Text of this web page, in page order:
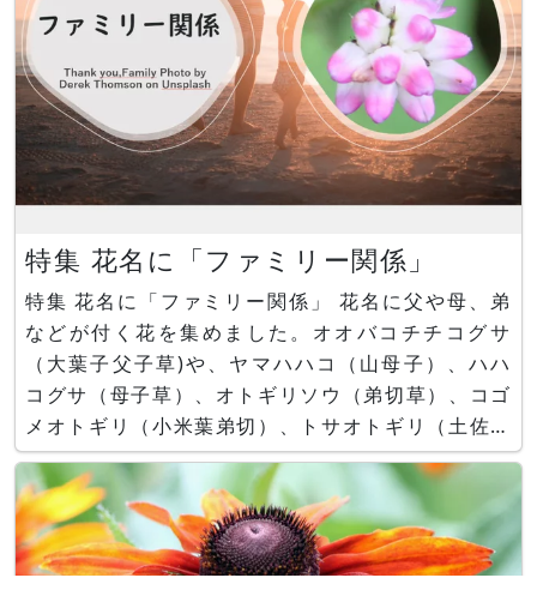
特集 花名に「ファミリー関係」
特集 花名に「ファミリー関係」 花名に父や母、弟
などが付く花を集めました。オオバコチチコグサ
（大葉子父子草)や、ヤマハハコ（山母子）、ハハ
コグサ（母子草）、オトギリソウ（弟切草）、コゴ
メオトギリ（小米葉弟切）、トサオトギリ（土佐弟
切）、タカネヤハズハハコ（高嶺矢筈母子）、チチ
コグサ（父子草）、オオバコチチコグサ（大葉子父
子草）、ママコノシリヌグイ（継子の尻拭い）があ
ります。